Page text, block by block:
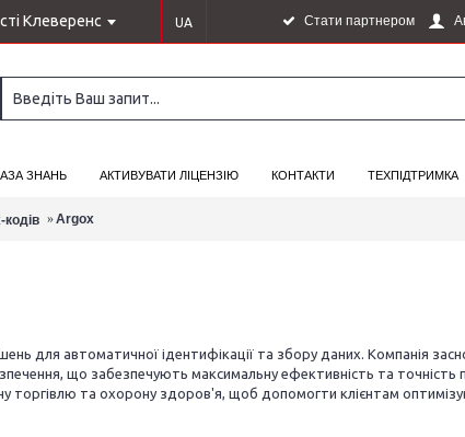
Клеверенс UA Стати партнером
ЗНАНЬ АКТИВУВАТИ ЛІЦЕНЗІЮ КОНТАКТИ ТЕХПІДТРИМКА
Argox
для автоматичної ідентифікації та збору даних. Компанія
що забезпечують максимальну ефективність та точність
торгівлю та охорону здоров'я, щоб допомогти клієнтам